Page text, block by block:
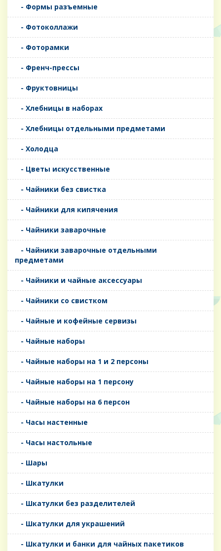
- Формы разъемные
- Фотоколлажи
- Фоторамки
- Френч-прессы
- Фруктовницы
- Хлебницы в наборах
- Хлебницы отдельными предметами
- Холодца
- Цветы искусственные
- Чайники без свистка
- Чайники для кипячения
- Чайники заварочные
- Чайники заварочные отдельными
предметами
- Чайники и чайные аксессуары
- Чайники со свистком
- Чайные и кофейные сервизы
- Чайные наборы
- Чайные наборы на 1 и 2 персоны
- Чайные наборы на 1 персону
- Чайные наборы на 6 персон
- Часы настенные
- Часы настольные
- Шары
- Шкатулки
- Шкатулки без разделителей
- Шкатулки для украшений
- Шкатулки и банки для чайных пакетиков